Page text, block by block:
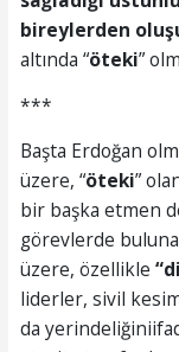
bireylerden
altında “öteki”
***
Başta Erdoğan
üzere, “öteki”
bir başka etmen
görevlerde
üzere, özellikle
liderler, sivil
da